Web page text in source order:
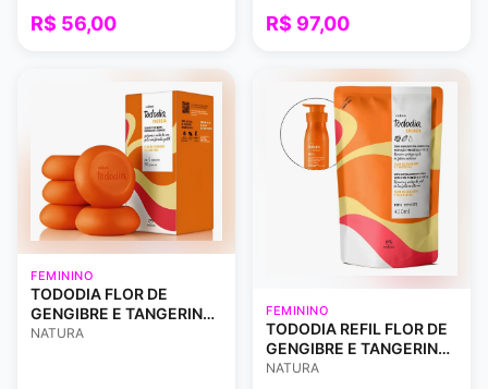
R$ 56,00 R$ 97,00
FEMININO
TODODIA FLOR DE
GENGIBRE E TANGERINA
SABONETE BARRA
NATURA
FEMININO
TODODIA REFIL FLOR DE
GENGIBRE E TANGERINA
LOÇÃO CORPORAL
NATURA